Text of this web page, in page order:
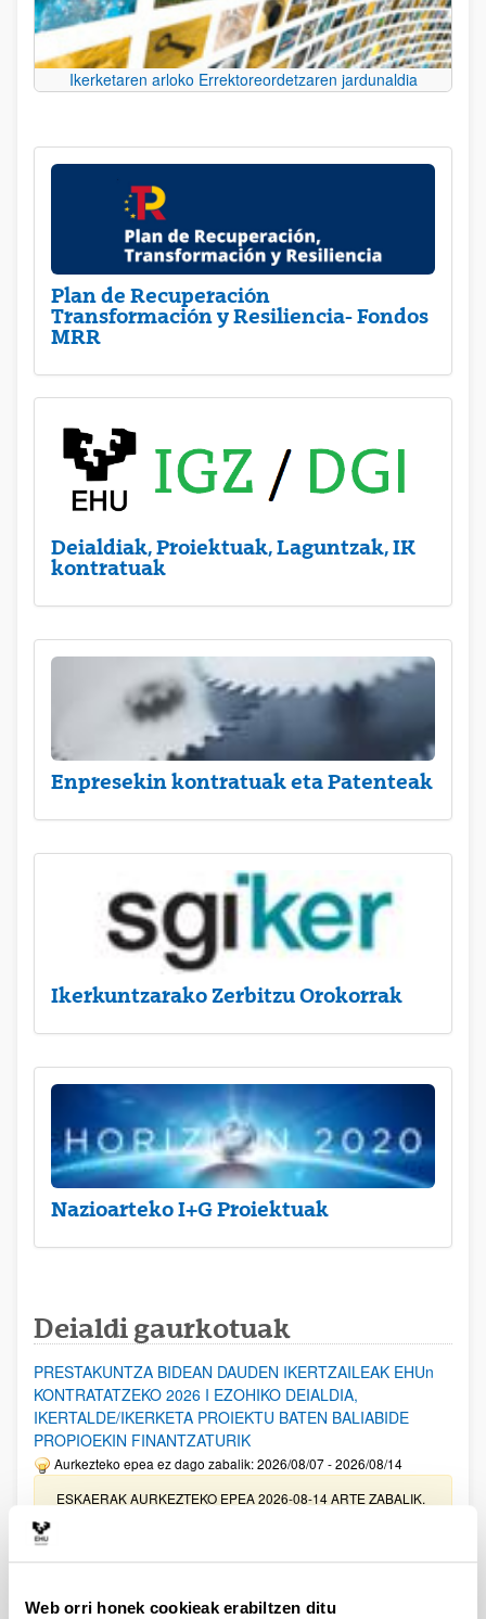
Web orri honek cookieak erabiltzen ditu
Ikerketaren arloko Errektoreordetzaren jardunaldia
Plan de Recuperación
Transformación y Resiliencia- Fondos
MRR
Deialdiak, Proiektuak, Laguntzak, IK
kontratuak
Enpresekin kontratuak eta Patenteak
Ikerkuntzarako Zerbitzu Orokorrak
Nazioarteko I+G Proiektuak
Deialdi gaurkotuak
PRESTAKUNTZA BIDEAN DAUDEN IKERTZAILEAK EHUn
KONTRATATZEKO 2026 I EZOHIKO DEIALDIA,
IKERTALDE/IKERKETA PROIEKTU BATEN BALIABIDE
PROPIOEKIN FINANTZATURIK
Aurkezteko epea ez dago zabalik: 2026/08/07 - 2026/08/14
ESKAERAK AURKEZTEKO EPEA 2026-08-14 ARTE ZABALIK.
UPV/EHUn Azpiegitura Zientifikoa eta Funts Bibliografikoak